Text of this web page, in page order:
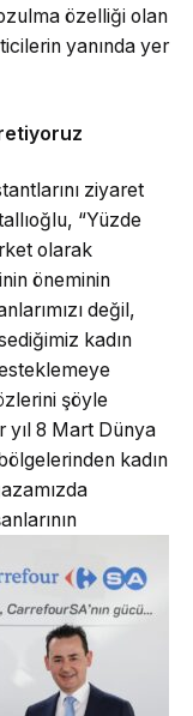
özelliği olan
yanında yer
ziyaret
“Yüzde
olarak
öneminin
değil,
kadın
şöyle
yıl 8 Mart Dünya
kadın